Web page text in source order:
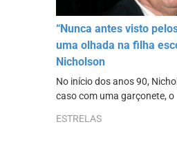
“Nunca antes visto
uma olhada na filha
Nicholson
No início dos anos 90,
caso com uma garçonete, o
ESTRELAS